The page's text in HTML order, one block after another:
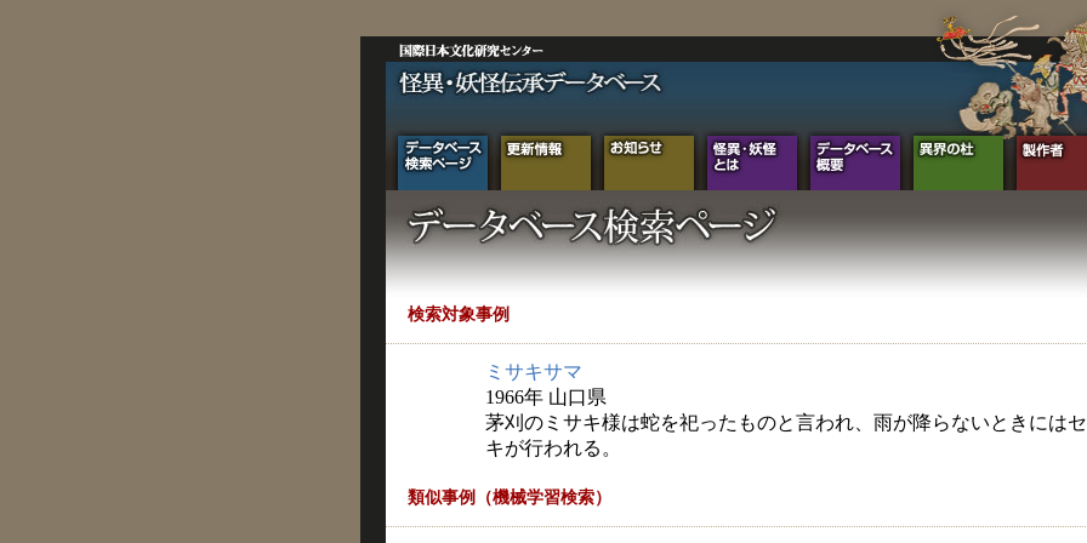
検索対象事例
ミサキサマ
1966年 山口県
茅刈のミサキ様は蛇を祀ったものと言われ、雨が降らないときには
キが行われる。
類似事例（機械学習検索）